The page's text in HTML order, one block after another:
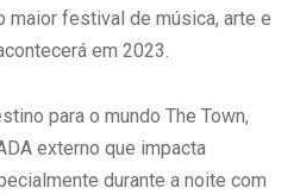
maior festival de música, arte e
em 2023.
para o mundo The Town,
externo que impacta
durante a noite com